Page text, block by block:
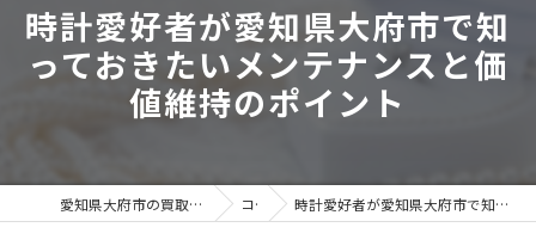
時計愛好者が愛知県大府市で知
っておきたいメンテナンスと価
値維持のポイント
愛知県大府市の買取なら買取大吉 大府共栄町3丁目店 コラム 時計愛好者が愛知県大府市で知っておきたいメンテナンスと価値維持のポイント